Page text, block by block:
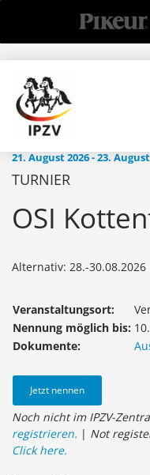
21. August 2026 - 23.
TURNIER
OSI
Alternativ: 28.-30.08.2026
Veranstaltungsort:
Nennung möglich bis:
Dokumente:
Jetzt nennen
Noch nicht im IPZV-
registrieren. | Not
Click here.